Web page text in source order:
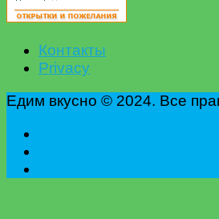
Контакты
Privacy
Едим вкусно © 2024. Все